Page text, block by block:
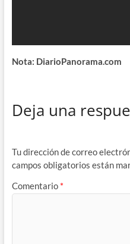
Nota: DiarioPanorama.com
Deja una
Tu dirección de correo
campos obligatorios están
Comentario *